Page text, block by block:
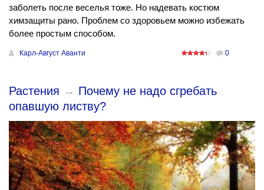
заболеть после веселья тоже. Но надевать костюм
химзащиты рано. Проблем со здоровьем можно избежать
более простым способом.
Карл-Август Аванти 0
Растения → Почему не надо сгребать
опавшую листву?